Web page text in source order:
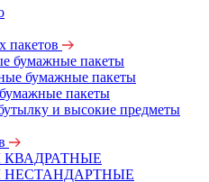
бумажные пакеты
бумажные пакеты
пакеты
и высокие предметы
НЕСТАНДАРТНЫЕ